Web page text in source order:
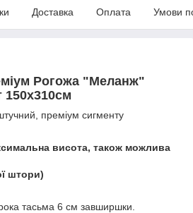
Доставка Оплата Умови
Рогожа "Меланж"
150х310см
преміум сигменту
висота, також можлива
штори)
тасьма 6 см завширшки.